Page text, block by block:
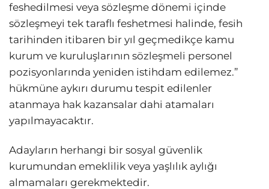
feshedilmesi veya sözleşme dönemi içinde
sözleşmeyi tek taraflı feshetmesi halinde, fesih
tarihinden itibaren bir yıl geçmedikçe kamu
kurum ve kuruluşlarının sözleşmeli personel
pozisyonlarında yeniden istihdam edilemez.”
hükmüne aykırı durumu tespit edilenler
atanmaya hak kazansalar dahi atamaları
yapılmayacaktır.
Adayların herhangi bir sosyal güvenlik
kurumundan emeklilik veya yaşlılık aylığı
almamaları gerekmektedir.